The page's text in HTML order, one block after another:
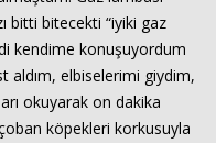
bitti bitecekti “iyiki gaz
kendime konuşuyordum
aldım, elbiselerimi giydim,
okuyarak on dakika
köpekleri korkusuyla